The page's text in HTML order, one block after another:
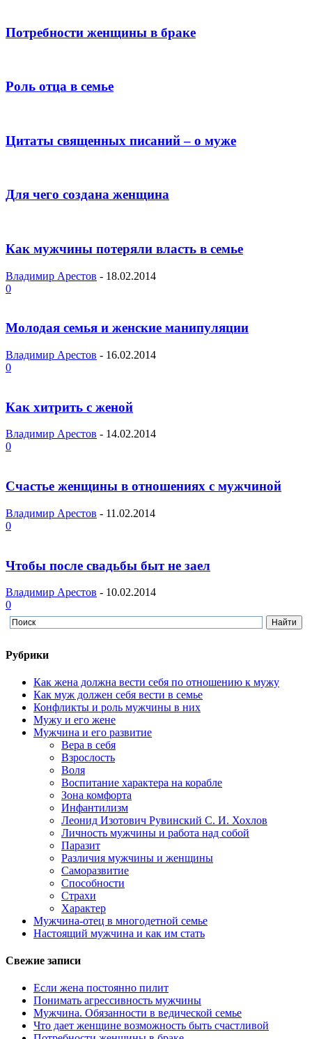
Потребности женщины в браке
Роль отца в семье
Цитаты священных писаний – о муже
Для чего создана женщина
Как мужчины потеряли власть в семье
Владимир Арестов - 18.02.2014
0
Молодая семья и женские манипуляции
Владимир Арестов - 16.02.2014
0
Как хитрить с женой
Владимир Арестов - 14.02.2014
0
Счастье женщины в отношениях с мужчиной
Владимир Арестов - 11.02.2014
0
Чтобы после свадьбы быт не заел
Владимир Арестов - 10.02.2014
0
Рубрики
Как жена должна вести себя по отношению к мужу
Как муж должен себя вести в семье
Конфликты и роль мужчины в них
Мужу и его жене
Мужчина и его развитие
Вера в себя
Взрослость
Воля
Воспитание характера на корабле
Зона комфорта
Инфантилизм
Леонид Изотович Рувинский С. И. Хохлов
Личность мужчины и работа над собой
Паразит
Различия мужчины и женщины
Саморазвитие
Способности
Страхи
Характер
Мужчина-отец в многодетной семье
Настоящий мужчина и как им стать
Свежие записи
Если жена постоянно пилит
Понимать агрессивность мужчины
Мужчина. Обязанности в ведической семье
Что дает женщине возможность быть счастливой